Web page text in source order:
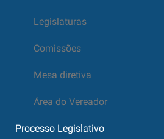
Legislaturas
Comissões
Mesa diretiva
Área do Vereador
Processo Legislativo